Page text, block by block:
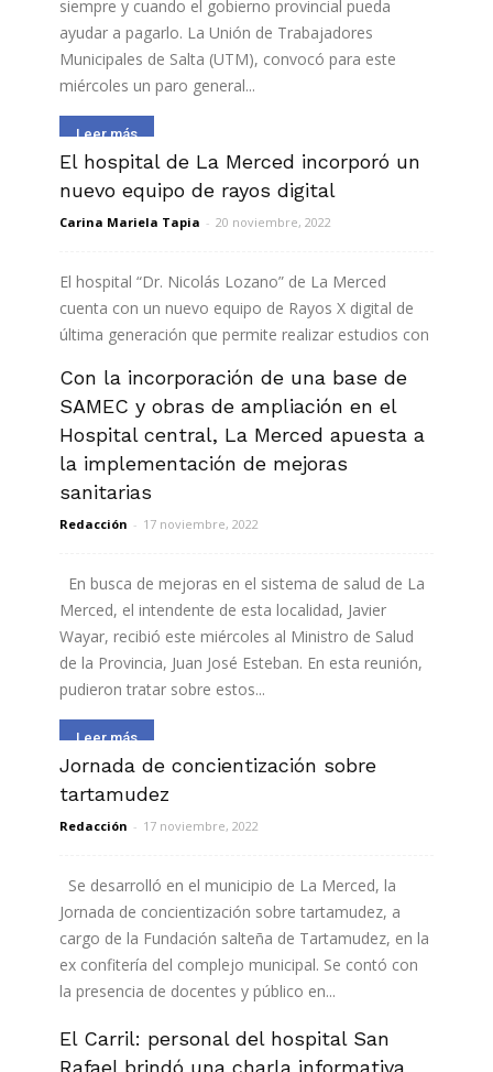
siempre y cuando el gobierno provincial pueda
ayudar a pagarlo. La Unión de Trabajadores
Municipales de Salta (UTM), convocó para este
miércoles un paro general...
Leer más
El hospital de La Merced incorporó un
nuevo equipo de rayos digital
Carina Mariela Tapia - 20 noviembre, 2022
El hospital “Dr. Nicolás Lozano” de La Merced
cuenta con un nuevo equipo de Rayos X digital de
última generación que permite realizar estudios con
con fondos del programa nacional Redes es...
Leer más
Con la incorporación de una base de
SAMEC y obras de ampliación en el
Hospital central, La Merced apuesta a
la implementación de mejoras
sanitarias
Redacción - 17 noviembre, 2022
En busca de mejoras en el sistema de salud de La
Merced, el intendente de esta localidad, Javier
Wayar, recibió este miércoles al Ministro de Salud
de la Provincia, Juan José Esteban. En esta reunión,
pudieron tratar sobre estos...
Leer más
Jornada de concientización sobre
tartamudez
Redacción - 17 noviembre, 2022
Se desarrolló en el municipio de La Merced, la
Jornada de concientización sobre tartamudez, a
cargo de la Fundación salteña de Tartamudez, en la
ex confitería del complejo municipal. Se contó con
la presencia de docentes y público en...
Leer más
El Carril: personal del hospital San
Rafael brindó una charla informativa